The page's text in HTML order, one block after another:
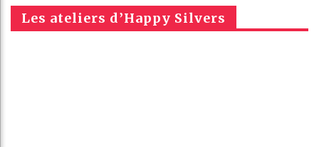
Les ateliers d’Happy Silvers